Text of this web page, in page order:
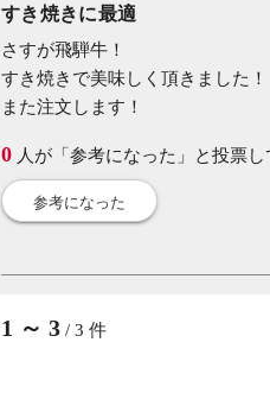
すき焼きに最適
さすが飛騨牛！
すき焼きで美味しく頂きました！
また注文します！
0 人が「参考になった」と投票し
参考になった
1 ～ 3 / 3 件